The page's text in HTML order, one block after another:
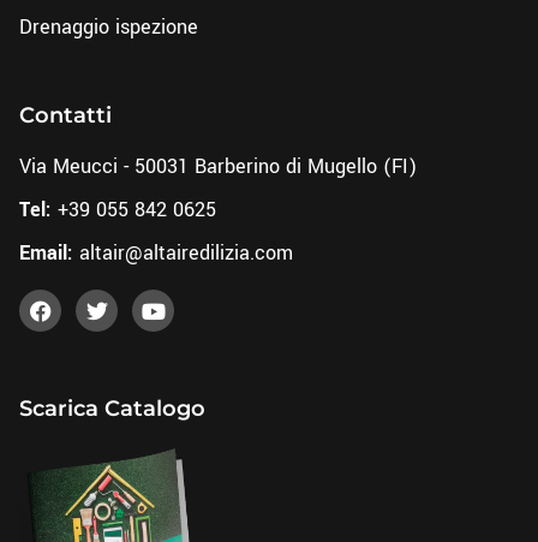
Drenaggio ispezione
Contatti
Via Meucci - 50031 Barberino di Mugello (FI)
Tel: +39 055 842 0625
Email: altair@altairedilizia.com
Scarica Catalogo